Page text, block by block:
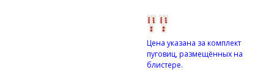
Цена указана за комплект
пуговиц, размещённых на
блистере.